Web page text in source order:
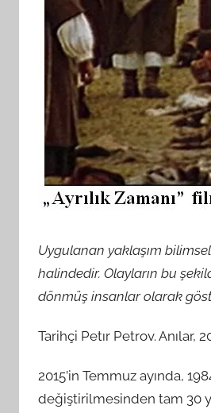
Uygulanan yaklaşım
halindedir. Olayların bu
dönmüş insanlar olarak
Tarihçi Petır Petrov. Anılar,
2015’in Temmuz ayında,
değiştirilmesinden tam 30